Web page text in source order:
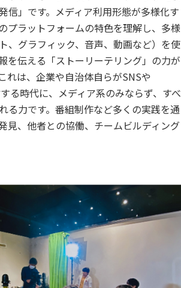
信」です。メディア利用形態が多様化す
プラットフォームの特色を理解し、多様
、グラフィック、音声、動画など）を使
を伝える「ストーリーテリング」の力が
れは、企業や自治体自らがSNSや
る時代に、メディア系のみならず、すべ
る力です。番組制作など多くの実践を通
見、他者との協働、チームビルディング